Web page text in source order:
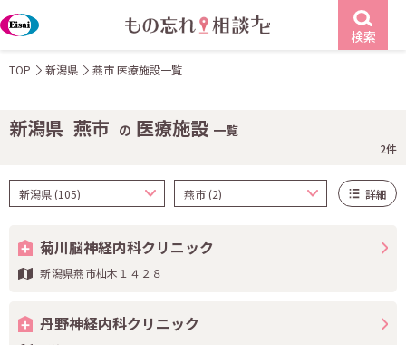
検索
TOP 新潟県 燕市 医療施設一覧
新潟県 燕市 の 医療施設 一覧
2件
詳細
菊川脳神経内科クリニック
新潟県燕市杣木１４２８
丹野神経内科クリニック